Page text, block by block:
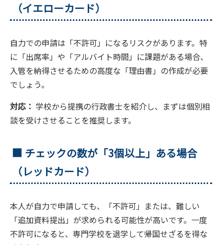
（イエローカード）
自力での申請は「不許可」になるリスクがあります。特
に「出席率」や「アルバイト時間」に課題がある場合、
入管を納得させるための高度な「理由書」の作成が必要
でしょう。
対応： 学校から提携の行政書士を紹介し、まずは個別相
談を受けさせることを推奨します。
■ チェックの数が「3個以上」ある場合
（レッドカード）
本人が自力で申請しても、「不許可」または、難しい
「追加資料提出」が求められる可能性が高いです。一度
不許可になると、専門学校を退学して帰国せざるを得な